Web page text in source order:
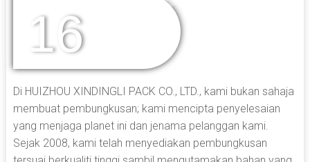
16
Di HUIZHOU XINDINGLI PACK CO., LTD., kami bukan sahaja
membuat pembungkusan; kami mencipta penyelesaian
yang menjaga planet ini dan jenama pelanggan kami.
Sejak 2008, kami telah menyediakan pembungkusan